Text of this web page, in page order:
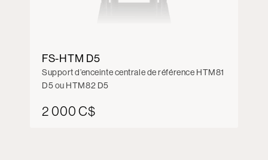
FS-HTM D5
Support d’enceinte centrale de référence HTM81
D5 ou HTM82 D5
2 000 C$